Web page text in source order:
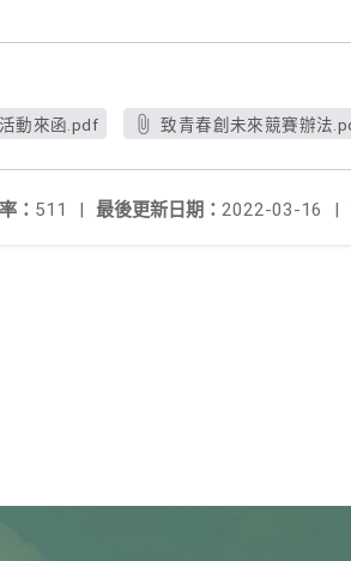
動來函.pdf 致青春創未來競賽辦法
最後更新日期： 2022-03-16 |
： 511 |